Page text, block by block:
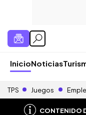
InicioNoticias
TPS Juegos
CONTENIDO